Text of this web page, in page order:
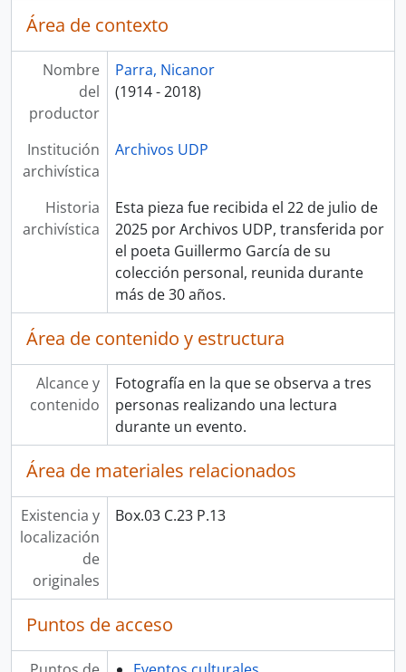
Área de contexto
Nombre
del
productor
Parra, Nicanor
(1914 - 2018)
Institución
archivística
Archivos UDP
Historia
archivística
Esta pieza fue recibida el 22 de julio de
2025 por Archivos UDP, transferida por
el poeta Guillermo García de su
colección personal, reunida durante
más de 30 años.
Área de contenido y estructura
Alcance y
contenido
Fotografía en la que se observa a tres
personas realizando una lectura
durante un evento.
Área de materiales relacionados
Existencia y
localización
de
originales
Box.03 C.23 P.13
Puntos de acceso